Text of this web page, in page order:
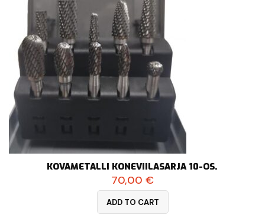
KOVAMETALLI KONEVIILASARJA 10-OS.
70,00 €
ADD TO CART